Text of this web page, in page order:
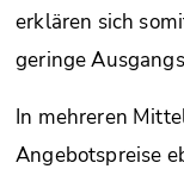
erklären sich
geringe
In mehreren
Angebotspreise